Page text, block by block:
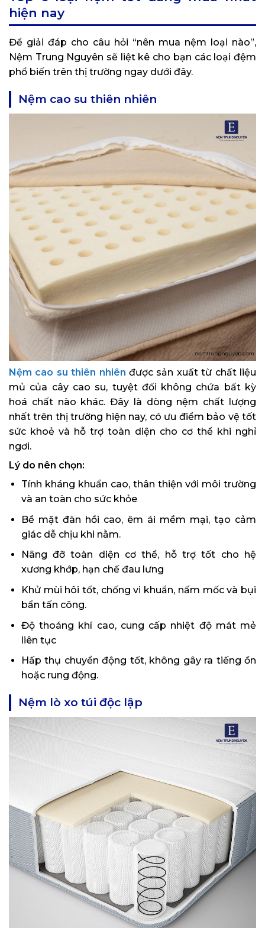
hiện nay
Để giải đáp cho câu hỏi “nên mua nệm loại nào”,
Nệm Trung Nguyên sẽ liệt kê cho bạn các loại đệm
phổ biến trên thị trường ngay dưới đây.
Nệm cao su thiên nhiên
Nệm cao su thiên nhiên được sản xuất từ chất liệu
mủ của cây cao su, tuyệt đối không chứa bất kỳ
hoá chất nào khác. Đây là dòng nệm chất lượng
nhất trên thị trường hiện nay, có ưu điểm bảo vệ tốt
sức khoẻ và hỗ trợ toàn diện cho cơ thể khi nghỉ
ngơi.
Lý do nên chọn:
Tính kháng khuẩn cao, thân thiện với môi trường
và an toàn cho sức khỏe
Bề mặt đàn hồi cao, êm ái mềm mại, tạo cảm
giác dễ chịu khi nằm.
Nâng đỡ toàn diện cơ thể, hỗ trợ tốt cho hệ
xương khớp, hạn chế đau lưng
Khử mùi hôi tốt, chống vi khuẩn, nấm mốc và bụi
bẩn tấn công.
Độ thoáng khí cao, cung cấp nhiệt độ mát mẻ
liên tục
Hấp thụ chuyển động tốt, không gây ra tiếng ồn
hoặc rung động.
Nệm lò xo túi độc lập